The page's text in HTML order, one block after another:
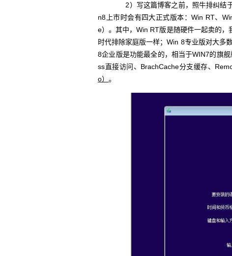
2）写这篇博客之前，照牛排纠结于
n8上市时会有四大正式版本：Win RT、
e）。其中，Win RT版是随硬件一起卖的
时代排除家庭版一样；Win 8专业版对大多
8企业版是功能最全的，相当于WIN7的旗
ss直接访问、BrachCache分支缓存、
o）。